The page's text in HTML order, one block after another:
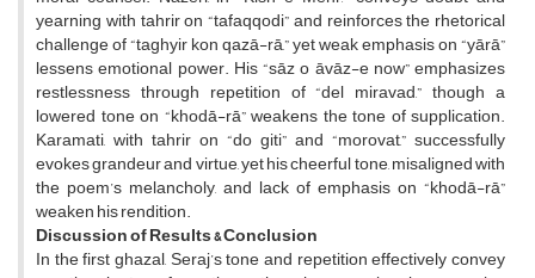
yearning with tahrir on “tafaqqodi” and reinforces the rhetorical
challenge of “taghyir kon qazā-rā,” yet weak emphasis on “yārā”
lessens emotional power. His “sāz o āvāz-e now” emphasizes
restlessness through repetition of “del miravad,” though a
lowered tone on “khodā-rā” weakens the tone of supplication.
Karamati, with tahrir on “do giti” and “morovat,” successfully
evokes grandeur and virtue, yet his cheerful tone, misaligned with
the poem’s melancholy, and lack of emphasis on “khodā-rā”
weaken his rendition.
Discussion of Results & Conclusion
In the first ghazal, Seraj’s tone and repetition effectively convey